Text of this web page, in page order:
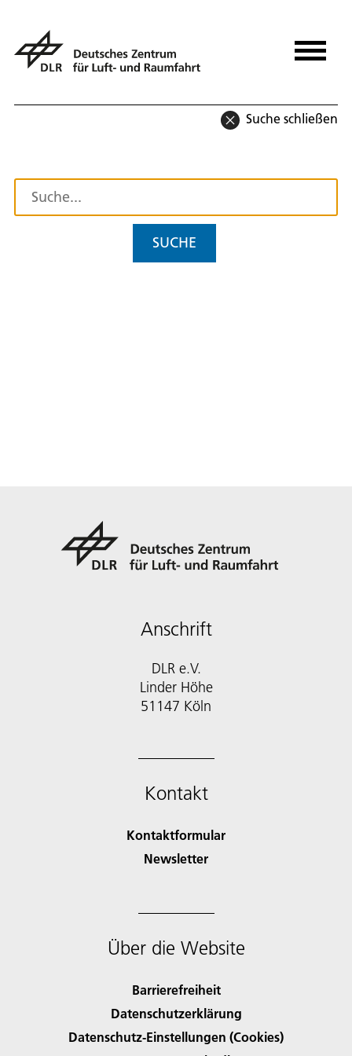
Suche schließen
SUCHE
Anschrift
DLR e.V.
Linder Höhe
51147 Köln
Kontakt
Kontaktformular
Newsletter
Über die Website
Barrierefreiheit
Datenschutzerklärung
Datenschutz-Einstellungen (Cookies)